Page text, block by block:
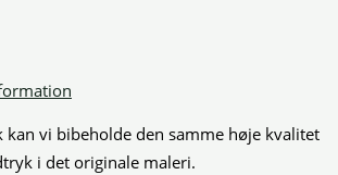
vi bibeholde den samme høje kvalitet
i det originale maleri.